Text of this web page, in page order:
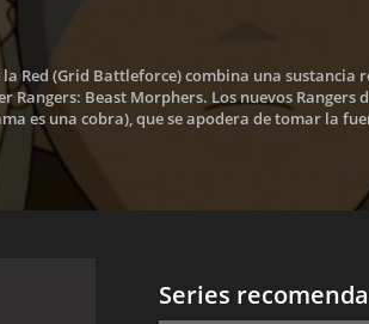
Red (Grid Battleforce) combina una sustancia
Beast Morphers. Los nuevos Rangers
es una cobra), que se apodera de tomar la
Series